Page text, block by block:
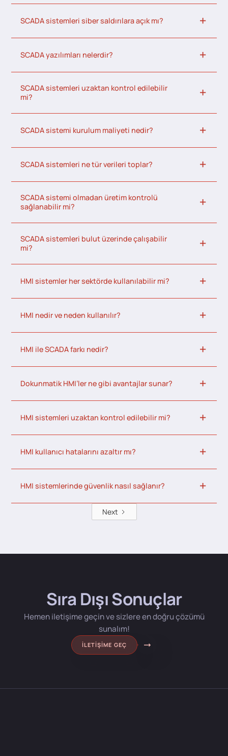
SCADA sistemleri siber saldırılara açık mı?
SCADA yazılımları nelerdir?
SCADA sistemleri uzaktan kontrol edilebilir
mi?
SCADA sistemi kurulum maliyeti nedir?
SCADA sistemleri ne tür verileri toplar?
SCADA sistemi olmadan üretim kontrolü
sağlanabilir mi?
SCADA sistemleri bulut üzerinde çalışabilir
mi?
HMI sistemler her sektörde kullanılabilir mi?
HMI nedir ve neden kullanılır?
HMI ile SCADA farkı nedir?
Dokunmatik HMI’ler ne gibi avantajlar sunar?
HMI sistemleri uzaktan kontrol edilebilir mi?
HMI kullanıcı hatalarını azaltır mı?
HMI sistemlerinde güvenlik nasıl sağlanır?
Next
Sıra Dışı Sonuçlar
Hemen iletişime geçin ve sizlere en doğru çözümü
sunalım!
İLETIŞIME GEÇ